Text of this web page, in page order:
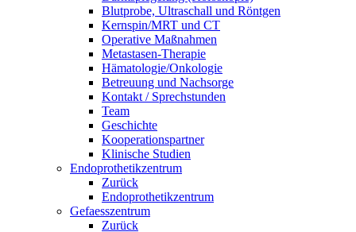
Blutprobe, Ultraschall und Röntgen
Kernspin/MRT und CT
Operative Maßnahmen
Metastasen-Therapie
Hämatologie/Onkologie
Betreuung und Nachsorge
Kontakt / Sprechstunden
Team
Geschichte
Kooperationspartner
Klinische Studien
Endoprothetikzentrum
Zurück
Endoprothetikzentrum
Gefaesszentrum
Zurück